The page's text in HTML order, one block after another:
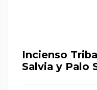
Incienso
Salvia y Palo